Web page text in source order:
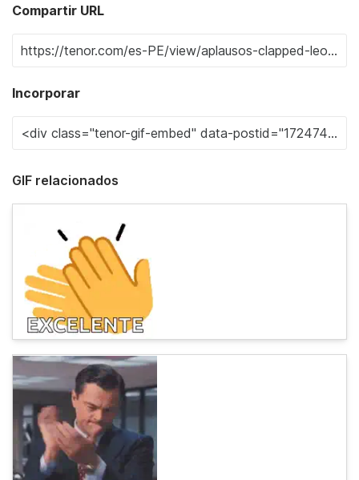
Compartir URL
Incorporar
GIF relacionados